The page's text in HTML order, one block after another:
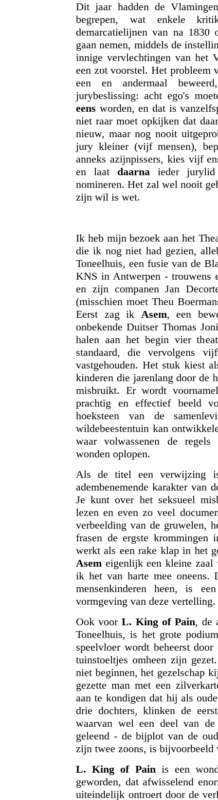
Dit jaar hadden de
begrepen, wat enkele
demarcatielijnen van na 1830
gaan nemen, middels de
innige vervlechtingen van het
een zot voorstel. Het probleem
een en andermaal
jurybeslissing: acht ego's
eens worden, en dat is
niet raar moet opkijken dat
nieuw, maar nog nooit
jury kleiner (vijf mensen),
anneks azijnpissers, kies vijf
en laat daarna ieder
nomineren. Het zal wel nooit
zijn wil is wet.
Ik heb mijn bezoek aan het
die ik nog niet had gezien,
Toneelhuis, een fusie van de
KNS in Antwerpen - trouwens
en zijn companen Jan
(misschien moet Theu
Eerst zag ik Asem, een
onbekende Duitser Thomas
halen aan het begin vier
standaard, die vervolgens
vastgehouden. Het stuk kiest
kinderen die jarenlang door de
misbruikt. Er wordt
prachtig en effectief beeld
hoeksteen van de
wildebeestentuin kan
waar volwassenen de regels
wonden oplopen.
Als de titel een verwijzing
adembenemende karakter van
Je kunt over het seksueel
lezen en even zo veel
verbeelding van de gruwelen,
frasen de ergste krommingen
werkt als een rake klap in het
Asem eigenlijk een kleine zaal
ik het van harte mee oneens.
mensenkinderen heen, is
vormgeving van deze vertelling.
Ook voor L. King of Pain, de
Toneelhuis, is het grote
speelvloer wordt beheerst
tuinstoeltjes omheen zijn
niet beginnen, het gezelschap
gezette man met een
aan te kondigen dat hij als
drie dochters, klinken de
waarvan wel een deel van
geleend - de bijplot van de
zijn twee zoons, is
L. King of Painis een
geworden, dat afwisselend
uiteindelijk ontroert door de